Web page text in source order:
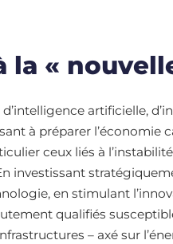
la «
artificielle,
à préparer l’économie
ceux liés à
investissant
en stimulant
qualifiés
– axé sur